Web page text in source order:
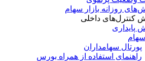
روزانه بازار سهام
کنترل‌های داخلی
پایداری
سهام
پورتال سهامداران
راهنمای استفاده از همراه بورس